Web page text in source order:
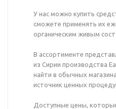
У нас можно купить
сможете применять их
органическим живым
В ассортименте
из Сирии производства
найти в обычных
источник ценных
Доступные цены,